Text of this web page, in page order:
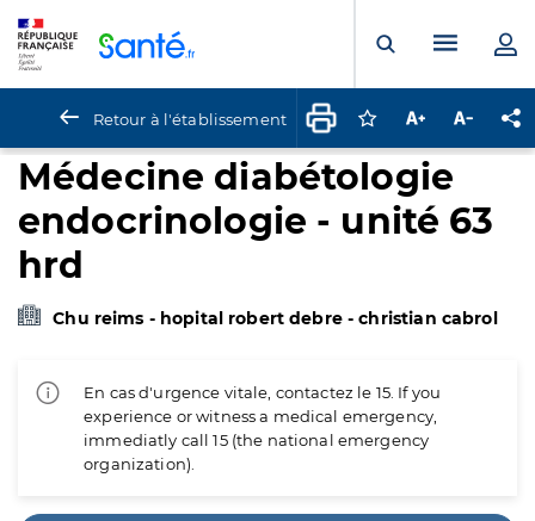
Ouvrir laMenu
Retour à l'établissement Connectez-vous
Augmenter la
Médecine diabétologie
endocrinologie - unité 63
hrd
Chu reims - hopital robert debre - christian cabrol
En cas d'urgence vitale, contactez le 15. If you
experience or witness a medical emergency,
immediatly call 15 (the national emergency
organization).